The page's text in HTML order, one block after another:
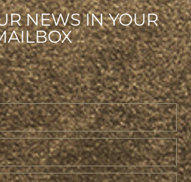
NEWS IN YOUR